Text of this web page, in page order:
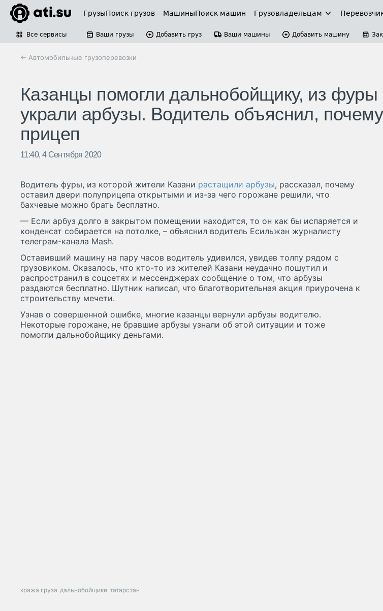
ГрузыПоиск грузов МашиныПоиск машин Грузовладельцам
Все сервисы Ваши грузы Добавить груз Ваши машины Добавить машину
← Автомобильные грузоперевозки
Казанцы помогли дальнобойщику, из фуры
украли арбузы. Водитель объяснил,
прицеп
11:40, 4 Сентября 2020
Водитель фуры, из которой жители Казани растащили арбузы, рассказал, почему
оставил двери полуприцепа открытыми и из-за чего горожане решили, что
бахчевые можно брать бесплатно.
— Если арбуз долго в закрытом помещении находится, то он как бы испаряется и
конденсат собирается на потолке, – объяснил водитель Есильжан журналисту
телеграм-канала Mash.
Оставивший машину на пару часов водитель удивился, увидев толпу рядом с
грузовиком. Оказалось, что кто-то из жителей Казани неудачно пошутил и
распространил в соцсетях и мессенджерах сообщение о том, что арбузы
раздаются бесплатно. Шутник написал, что благотворительная акция приурочена к
строительству мечети.
Узнав о совершенной ошибке, многие казанцы вернули арбузы водителю.
Некоторые горожане, не бравшие арбузы узнали об этой ситуации и тоже
помогли дальнобойщику деньгами.
кража груза дальнобойщики татарстан